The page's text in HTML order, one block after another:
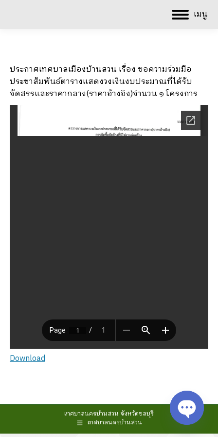
เมนู
ประกาศเทศบาลเมืองบ้านสวน เรื่อง ขอความร่วมมือ
ประชาสัมพันธ์ตารางแสดงวงเงินงบประมาณที่ได้รับ
จัดสรรและราคากลาง(ราคาอ้างอิง)จำนวน ๑ โครงการ
Download
เทศบาลนครบ้านสวน จังหวัดชลบุรี
เทศบาลนครบ้านสวน